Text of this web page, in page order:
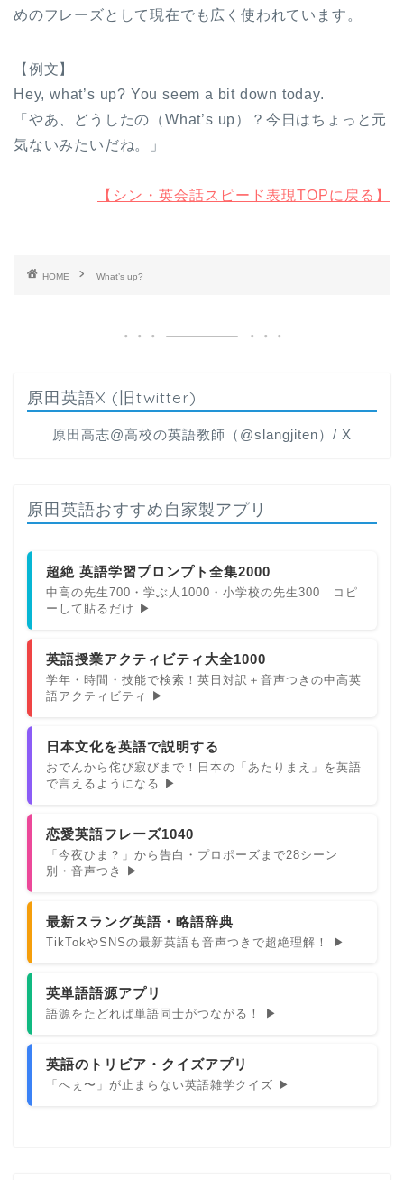
めのフレーズとして現在でも広く使われています。
【例文】
Hey, what’s up? You seem a bit down today.
「やあ、どうしたの（What’s up）？今日はちょっと元
気ないみたいだね。」
【シン・英会話スピード表現TOPに戻る】
HOME What’s up?
原田英語X (旧twitter)
原田高志@高校の英語教師（@slangjiten）/ X
原田英語おすすめ自家製アプリ
超絶 英語学習プロンプト全集2000
中高の先生700・学ぶ人1000・小学校の先生300｜コピ
ーして貼るだけ ▶
英語授業アクティビティ大全1000
学年・時間・技能で検索！英日対訳＋音声つきの中高英
語アクティビティ ▶
日本文化を英語で説明する
おでんから侘び寂びまで！日本の「あたりまえ」を英語
で言えるようになる ▶
恋愛英語フレーズ1040
「今夜ひま？」から告白・プロポーズまで28シーン
別・音声つき ▶
最新スラング英語・略語辞典
TikTokやSNSの最新英語も音声つきで超絶理解！ ▶
英単語語源アプリ
語源をたどれば単語同士がつながる！ ▶
英語のトリビア・クイズアプリ
「へぇ〜」が止まらない英語雑学クイズ ▶